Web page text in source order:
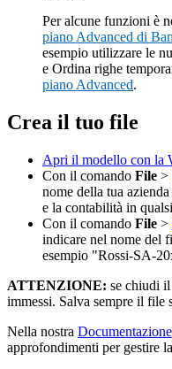
Per alcune funzioni è
piano Advanced di
esempio utilizzare le
e Ordina righe
piano Advanced.
Crea il tuo file
Apri il modello con la
Con il comando File >
nome della tua
e la contabilità in
Con il comando File >
indicare nel nome del
esempio "Rossi-SA-
ATTENZIONE: se chiudi il
immessi. Salva sempre il file
Nella nostra Documentazione
approfondimenti per gestire